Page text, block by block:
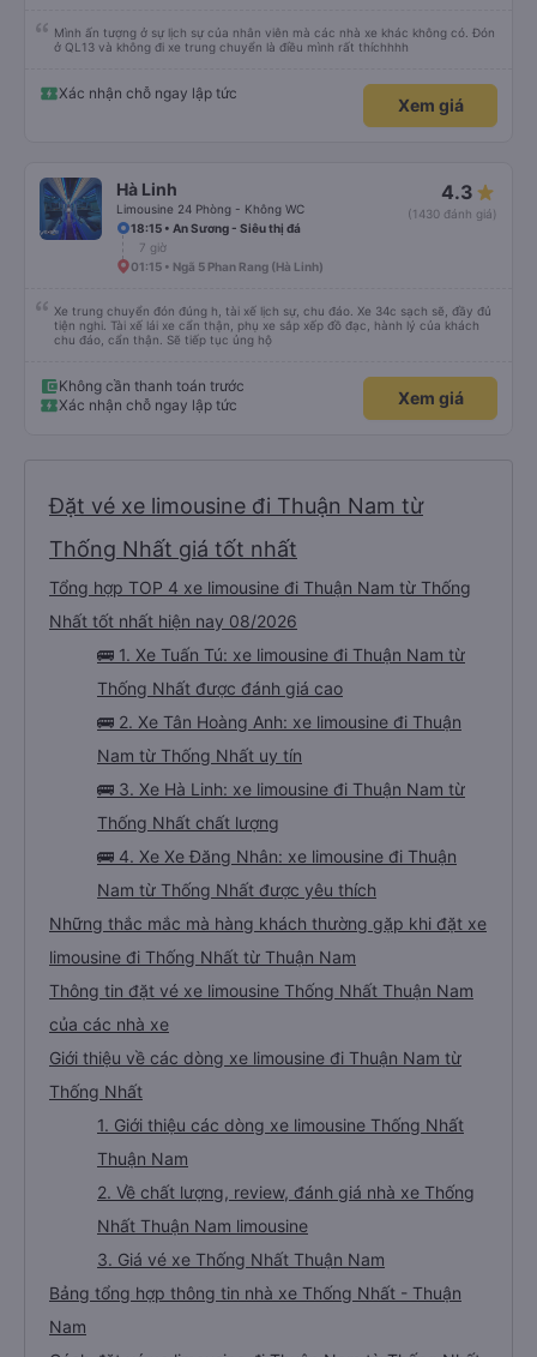
Mình ấn tượng ở sự lịch sự của nhân viên mà các nhà xe khác không có. Đón
ở QL13 và không đi xe trung chuyển là điều mình rất thíchhhh
Xác nhận chỗ ngay lập tức
Xem giá
Hà Linh
Limousine 24 Phòng - Không WC
4.3
(1430 đánh giá)
18:15 • An Sương - Siêu thị đá
7 giờ
01:15 • Ngã 5 Phan Rang (Hà Linh)
Xe trung chuyển đón đúng h, tài xế lịch sự, chu đáo. Xe 34c sạch sẽ, đầy đủ
tiện nghi. Tài xế lái xe cẩn thận, phụ xe sắp xếp đồ đạc, hành lý của khách
chu đáo, cẩn thận. Sẽ tiếp tục ủng hộ
Không cần thanh toán trước
Xác nhận chỗ ngay lập tức
Xem giá
Đặt vé xe limousine đi Thuận Nam từ
Thống Nhất giá tốt nhất
Tổng hợp TOP 4 xe limousine đi Thuận Nam từ Thống
Nhất tốt nhất hiện nay 08/2026
🚌 1. Xe Tuấn Tú: xe limousine đi Thuận Nam từ
Thống Nhất được đánh giá cao
🚌 2. Xe Tân Hoàng Anh: xe limousine đi Thuận
Nam từ Thống Nhất uy tín
🚌 3. Xe Hà Linh: xe limousine đi Thuận Nam từ
Thống Nhất chất lượng
🚌 4. Xe Xe Đăng Nhân: xe limousine đi Thuận
Nam từ Thống Nhất được yêu thích
Những thắc mắc mà hàng khách thường gặp khi đặt xe
limousine đi Thống Nhất từ Thuận Nam
Thông tin đặt vé xe limousine Thống Nhất Thuận Nam
của các nhà xe
Giới thiệu về các dòng xe limousine đi Thuận Nam từ
Thống Nhất
1. Giới thiệu các dòng xe limousine Thống Nhất
Thuận Nam
2. Về chất lượng, review, đánh giá nhà xe Thống
Nhất Thuận Nam limousine
3. Giá vé xe Thống Nhất Thuận Nam
Bảng tổng hợp thông tin nhà xe Thống Nhất - Thuận
Nam